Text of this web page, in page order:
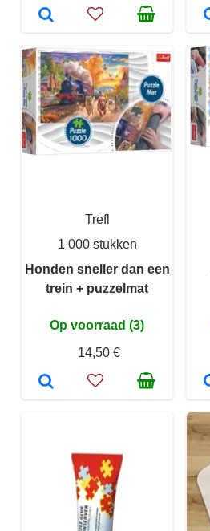
Trefl
1 000 stukken
Honden sneller dan een
trein + puzzelmat
Op voorraad (3)
14,50 €